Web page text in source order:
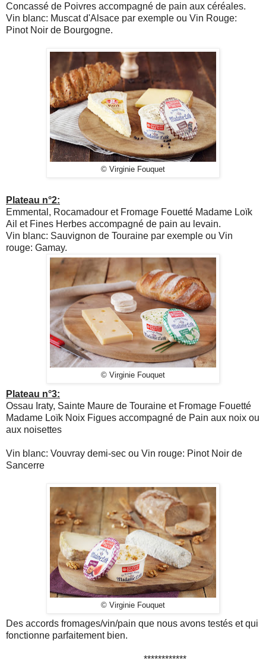
Concassé de Poivres accompagné de pain aux céréales.
Vin blanc: Muscat d'Alsace par exemple ou Vin Rouge:
Pinot Noir de Bourgogne.
© Virginie Fouquet
Plateau n°2:
Emmental, Rocamadour et Fromage Fouetté Madame Loïk
Ail et Fines Herbes accompagné de pain au levain.
Vin blanc: Sauvignon de Touraine par exemple ou Vin
rouge: Gamay.
© Virginie Fouquet
Plateau n°3:
Ossau Iraty, Sainte Maure de Touraine et Fromage Fouetté
Madame Loïk Noix Figues accompagné de Pain aux noix ou
aux noisettes
Vin blanc: Vouvray demi-sec ou Vin rouge: Pinot Noir de
Sancerre
© Virginie Fouquet
Des accords fromages/vin/pain que nous avons testés et qui
fonctionne parfaitement bien.
************